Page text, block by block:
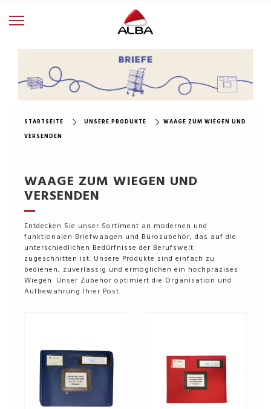
STARTSEITE UNSERE PRODUKTE
WAAGE ZUM WIEGEN UND
VERSENDEN
WAAGE ZUM WIEGEN UND
VERSENDEN
Entdecken Sie unser Sortiment an modernen und
funktionalen Briefwaagen und Bürozubehör, das auf die
unterschiedlichen Bedürfnisse der Berufswelt
zugeschnitten ist. Unsere Produkte sind einfach zu
bedienen, zuverlässig und ermöglichen ein hochpräzises
Wiegen. Unser Zubehör optimiert die Organisation und
Aufbewahrung Ihrer Post.